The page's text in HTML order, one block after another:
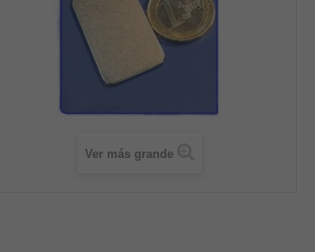
Ver más grande